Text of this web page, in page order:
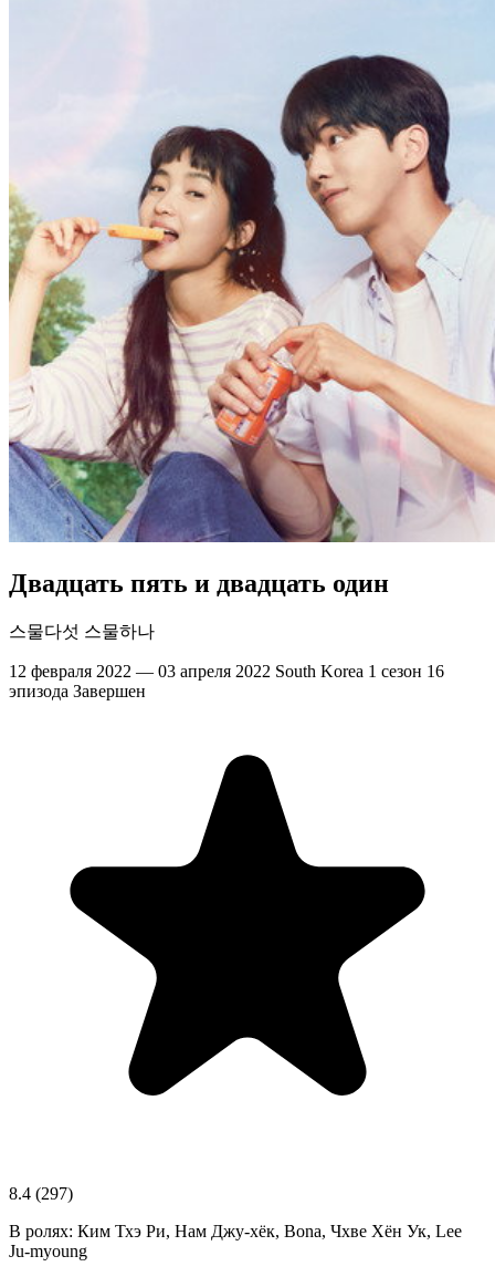
Двадцать пять и двадцать один
스물다섯 스물하나
12 февраля 2022 — 03 апреля 2022 South Korea 1 сезон 16
эпизода Завершен
8.4 (297)
В ролях: Ким Тхэ Ри, Нам Джу-хёк, Bona, Чхве Хён Ук, Lee
Ju-myoung